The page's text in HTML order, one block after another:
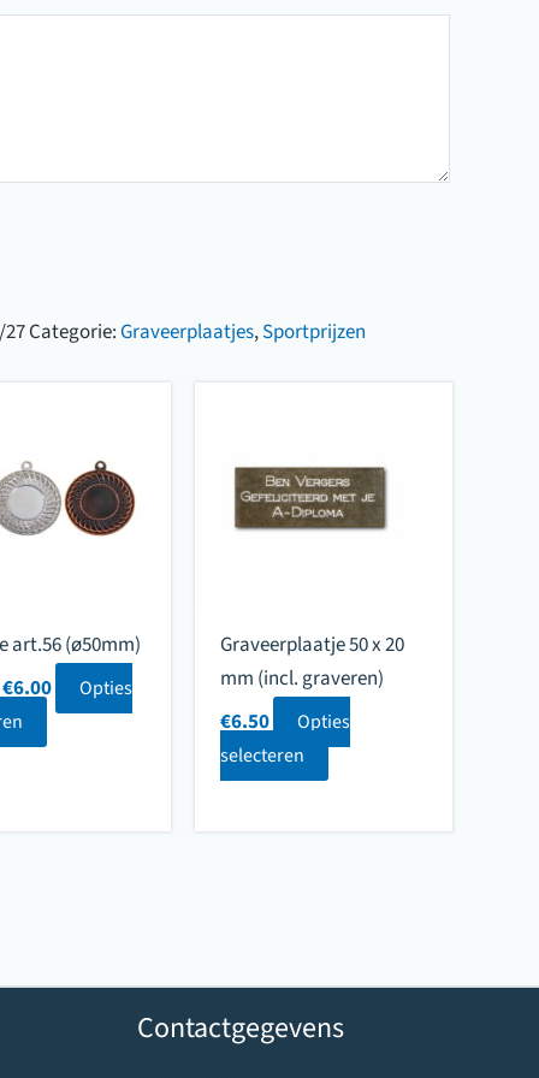
27Categorie:Graveerplaatjes,Sportprijzen
art.56 (ø50mm)
€6.00Prijsklasse:
€2.40
Opties
Dit
product
gekozen
Graveerplaatje 50 x 20
mm (incl. graveren)
€6.50
Opties
selecteren
Contactgegevens